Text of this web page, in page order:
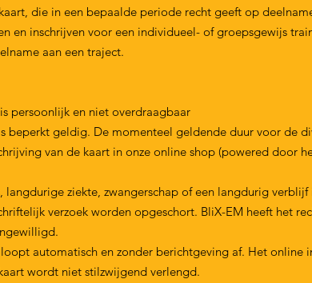
die in een bepaalde periode recht geeft op
en inschrijven voor een individueel- of groepsgewijs
aan een traject.
persoonlijk en niet overdraagbaar
geldig. De momenteel geldende duur voor de
van de kaart in onze online shop (powered door
ziekte, zwangerschap of een langdurig
verzoek worden opgeschort. BliX-EM heeft het
automatisch en zonder berichtgeving af. Het online
wordt niet stilzwijgend verlengd.